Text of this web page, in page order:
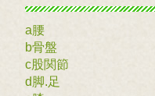
a腰
b骨盤
c股関節
d脚.足